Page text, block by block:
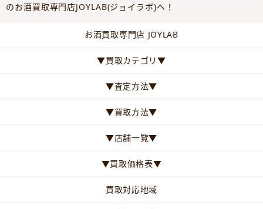
のお酒買取専門店JOYLAB(ジョイラボ)へ！
お酒買取専門店 JOYLAB
▼買取カテゴリ▼
▼査定方法▼
▼買取方法▼
▼店舗一覧▼
▼買取価格表▼
買取対応地域